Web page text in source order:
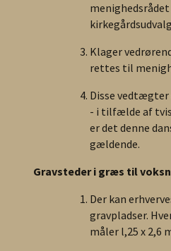
Klager
rettes til
Disse
- i tilfælde af
er det denne
gældende.
Gravsteder i græs til
Der kan
gravpladser.
måler l,25 x 2,6